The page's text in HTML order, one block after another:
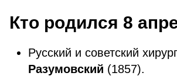
Кто родился 8
Русский и советский хирург
Разумовский (1857).